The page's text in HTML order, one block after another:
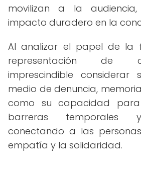
movilizan a la
impacto duradero en la
Al analizar el papel de la
representación de
imprescindible
medio de denuncia,
como su capacidad
barreras temporales
conectando a las
empatía y la solidaridad.